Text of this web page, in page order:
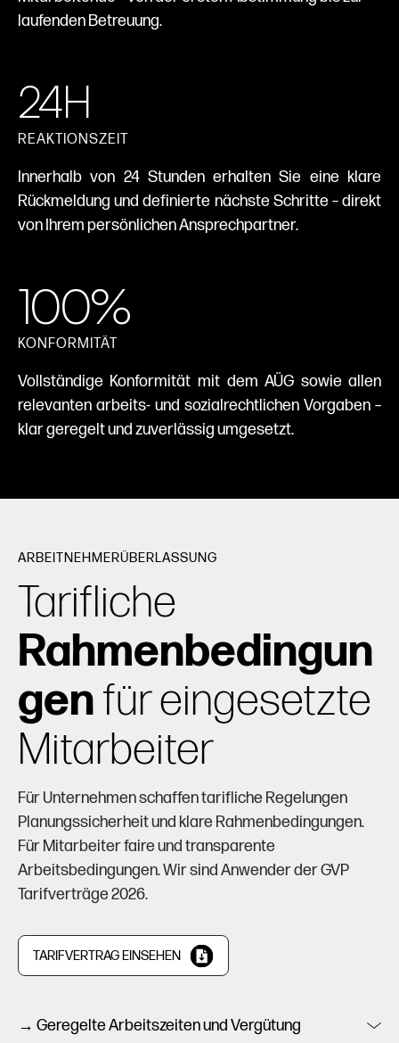
laufenden Betreuung.
24H
REAKTIONSZEIT
Innerhalb von 24 Stunden erhalten Sie eine klare
Rückmeldung und definierte nächste Schritte – direkt
von Ihrem persönlichen Ansprechpartner.
100%
KONFORMITÄT
Vollständige Konformität mit dem AÜG sowie allen
relevanten arbeits- und sozialrechtlichen Vorgaben –
klar geregelt und zuverlässig umgesetzt.
ARBEITNEHMERÜBERLASSUNG
Tarifliche
Rahmenbedingun
genfür eingesetzte
Mitarbeiter
Für Unternehmen schaffen tarifliche Regelungen
Planungssicherheit und klare Rahmenbedingungen.
Für Mitarbeiter faire und transparente
Arbeitsbedingungen. Wir sind Anwender der GVP
Tarifverträge 2026.
TARIFVERTRAG EINSEHEN
→ Geregelte Arbeitszeiten und Vergütung